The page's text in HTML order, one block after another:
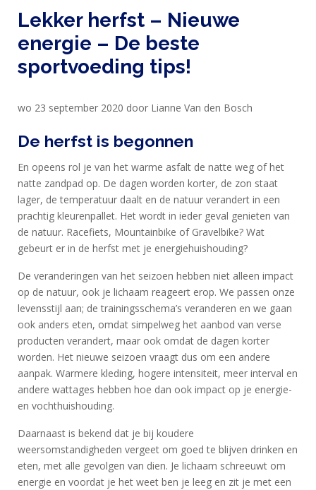
Lekker herfst – Nieuwe
energie – De beste
sportvoeding tips!
wo 23 september 2020 door Lianne Van den Bosch
De herfst is begonnen
En opeens rol je van het warme asfalt de natte weg of het
natte zandpad op. De dagen worden korter, de zon staat
lager, de temperatuur daalt en de natuur verandert in een
prachtig kleurenpallet. Het wordt in ieder geval genieten van
de natuur. Racefiets, Mountainbike of Gravelbike? Wat
gebeurt er in de herfst met je energiehuishouding?
De veranderingen van het seizoen hebben niet alleen impact
op de natuur, ook je lichaam reageert erop. We passen onze
levensstijl aan; de trainingsschema’s veranderen en we gaan
ook anders eten, omdat simpelweg het aanbod van verse
producten verandert, maar ook omdat de dagen korter
worden. Het nieuwe seizoen vraagt dus om een andere
aanpak. Warmere kleding, hogere intensiteit, meer interval en
andere wattages hebben hoe dan ook impact op je energie-
en vochthuishouding.
Daarnaast is bekend dat je bij koudere
weersomstandigheden vergeet om goed te blijven drinken en
eten, met alle gevolgen van dien. Je lichaam schreeuwt om
energie en voordat je het weet ben je leeg en zit je met een
HOME
PRODUCTEN
SPORTVOEDING
EIWITTEN
EN
SPORT
EN
DIEET
MAXIM
TRAINING
CIRKEL
MAXIM
FEEDS
BLUE
NANA
BLOG
KLANTENSERVICE